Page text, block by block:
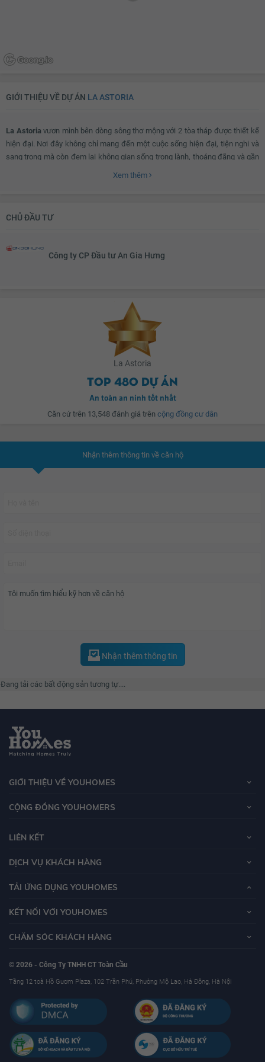
GIỚI THIỆU VỀ DỰ ÁN LA ASTORIA
La Astoria vươn mình bên dòng sông thơ mộng với 2 tòa tháp được thiết kế
hiện đại. Nơi đây không chỉ mang đến một cuộc sống hiện đại, tiện nghi và
sang trọng mà còn đem lại không gian sống trong lành, thoáng đãng và gần
Vị trí đắc địa chính là điểm cộng nổi bật của La Astoria:
Giáp ranh với những địa điểm quan trọng trong khu vực lân cận.
Góc mặt tiền Nguyễn Duy Trinh và đường tiếp nối ra tuyến đường cao tốc
Song Hành HCM – Long Thành – Dầu Giây.
Gần Metro Quận 2, Big C. Lotte Mart…
Gần ngay bệnh viện Quận 2, trường học, nhà sách, nhà thiếu nhi, khu liên
Quận lân cận.
Tiếp giáp các tuyến đường huyết mạch của thành phố.
Xem thêm
CHỦ ĐẦU TƯ
Công ty CP Đầu tư An Gia Hưng
La Astoria
Top 480 dự án
An toàn an ninh tốt nhất
Căn cứ trên 13,548 đánh giá trên cộng đồng cư dân
Nhận thêm thông tin về căn hộ
Nhận thêm thông tin
tải các bất động sản tương tự....
GIỚI THIỆU VỀ YOUHOMES
CỘNG ĐỒNG YOUHOMERS
LIÊN KẾT
DỊCH VỤ KHÁCH HÀNG
TẢI ỨNG DỤNG YOUHOMES
KẾT NỐI VỚI YOUHOMES
CHĂM SÓC KHÁCH HÀNG
© 2026 - Công Ty TNHH CT Toàn Cầu
Tầng 12 toà Hồ Gươm Plaza, 102 Trần Phú, Phường Mộ Lao, Hà Đông, Hà Nội